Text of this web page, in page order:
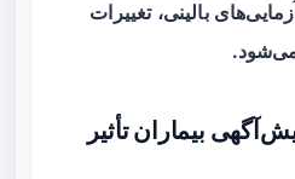
بالینی، تغییرات
بیماران تأثیر